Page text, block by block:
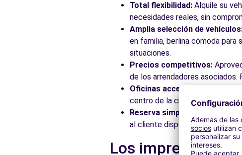
Total flexibilidad: Alquile su
necesidades reales, sin
Amplia selección de
en familia, berlina cómoda
situaciones.
Precios competitivos:
de los arrendadores
Oficinas accesibles:
Recoja
centro de la ciudad, en
Reserva simplificada:
al cliente disponible para
Los